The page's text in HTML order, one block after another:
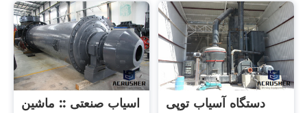
اسیاب صنعتی :: ماشین
دستگاه آسیاب توپی